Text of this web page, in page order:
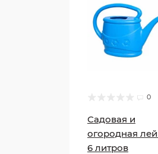
0
Садовая и
огородная
6 литров